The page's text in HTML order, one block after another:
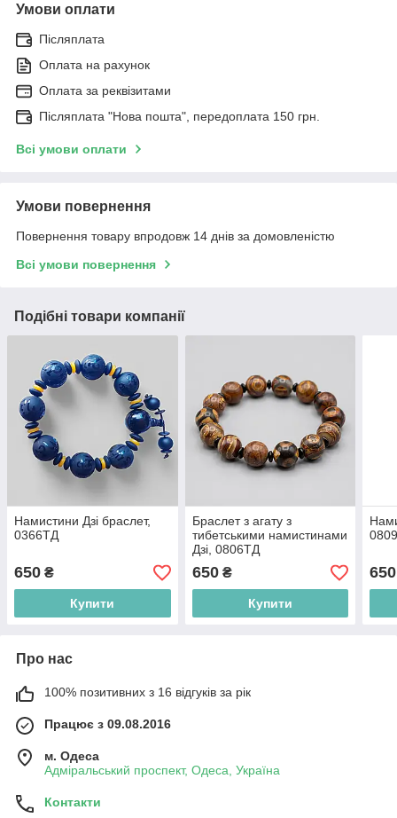
Умови оплати
Післяплата
Оплата на рахунок
Оплата за реквізитами
Післяплата "Нова пошта", передоплата 150 грн.
Всі умови оплати
Умови повернення
Повернення товару впродовж 14 днів за домовленістю
Всі умови повернення
Подібні товари компанії
Намистини Дзі браслет,
0366ТД
650 ₴
Купити
Браслет з агату з
тибетськими намистинами
Дзі, 0806ТД
650₴
Купити
650
Про нас
100% позитивних з 16 відгуків за рік
Працює з 09.08.2016
м. Одеса
Адміральський проспект, Одеса, Україна
Контакти